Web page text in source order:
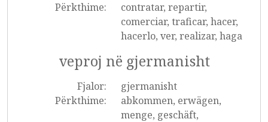
Përkthime:
contratar, repartir,
comerciar, traficar, hacer,
hacerlo, ver, realizar, haga
veproj në gjermanisht
Fjalor:
gjermanisht
Përkthime:
abkommen, erwägen,
menge, geschäft,